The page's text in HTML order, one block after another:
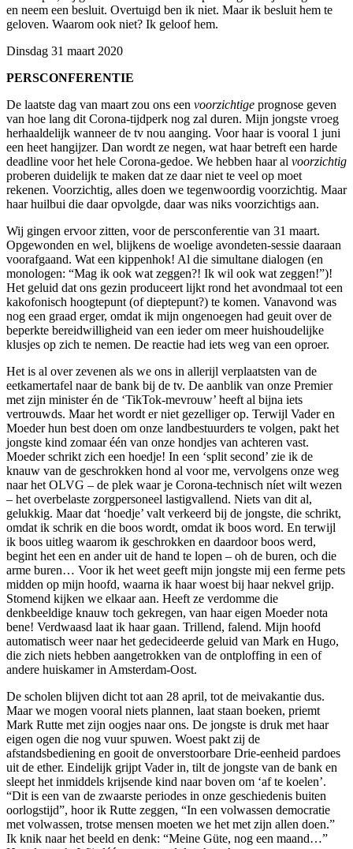
en neem een besluit. Overtuigd ben ik niet. Maar ik besluit hem te
geloven. Waarom ook niet? Ik geloof hem.
Dinsdag 31 maart 2020
PERSCONFERENTIE
De laatste dag van maart zou ons een voorzichtige prognose geven
van hoe lang dit Corona-tijdperk nog zal duren. Mijn jongste vroeg
herhaaldelijk wanneer de tv nou aanging. Voor haar is vooral 1 juni
een heet hangijzer. Dan wordt ze negen, wat haar betreft een harde
deadline voor het hele Corona-gedoe. We hebben haar al voorzichtig
proberen duidelijk te maken dat ze daar niet te veel op moet
rekenen. Voorzichtig, alles doen we tegenwoordig voorzichtig. Maar
haar huilbui die daar opvolgde, daar was niks voorzichtigs aan.
Wij gingen ervoor zitten, voor de persconferentie van 31 maart.
Opgewonden en wel, blijkens de woelige avondeten-sessie daaraan
voorafgaand. Wat een kippenhok! Al die simultane dialogen (en
monologen: “Mag ik ook wat zeggen?! Ik wil ook wat zeggen!”)!
Het geluid dat ons gezin produceert lijkt rond het avondmaal tot een
kakofonisch hoogtepunt (of dieptepunt?) te komen. Vanavond was
nog een graad erger, omdat ik mijn ongenoegen had geuit over de
beperkte bereidwilligheid van een ieder om meer huishoudelijke
klusjes op zich te nemen. De reactie had iets weg van een oproer.
Het is al over zevenen als we ons in allerijl verplaatsten van de
eetkamertafel naar de bank bij de tv. De aanblik van onze Premier
met zijn minister én de ‘TikTok-mevrouw’ heeft al bijna iets
vertrouwds. Maar het wordt er niet gezelliger op. Terwijl Vader en
Moeder hun best doen om onze landbestuurders te volgen, pakt het
jongste kind zomaar één van onze hondjes van achteren vast.
Moeder schrikt zich een hoedje! In een ‘split second’ zie ik de
knauw van de geschrokken hond al voor me, vervolgens onze weg
naar het OLVG – de plek waar je Corona-technisch níet wilt wezen
– het overbelaste zorgpersoneel lastigvallend. Niets van dit al,
gelukkig. Maar dat ‘hoedje’ valt verkeerd bij de jongste, die schrikt,
omdat ik schrik en die boos wordt, omdat ik boos word. En terwijl
ik boos uitleg waarom ik geschrokken en daardoor boos werd,
begint het een en ander uit de hand te lopen – oh de buren, och die
arme buren… Voor ik het weet geeft mijn jongste mij een ferme pets
midden op mijn hoofd, waarna ik haar woest bij haar nekvel grijp.
Stomend kijken we elkaar aan. Heeft ze verdomme die
denkbeeldige knauw toch gekregen, van haar eigen Moeder nota
bene! Verdwaasd laat ik haar gaan. Trillend, falend. Mijn hoofd
automatisch weer naar het gedecideerde geluid van Mark en Hugo,
die zich niets hebben aangetrokken van de ontploffing in een of
andere huiskamer in Amsterdam-Oost.
De scholen blijven dicht tot aan 28 april, tot de meivakantie dus.
Maar we mogen vooral niets plannen, laat staan boeken, priemt
Mark Rutte met zijn oogjes naar ons. De jongste is druk met haar
eigen ogen die nog vuur spuwen. Woest pakt zij de
afstandsbediening en gooit de onverstoorbare Drie-eenheid pardoes
uit de ether. Eindelijk grijpt Vader in, tilt de jongste van de bank en
sleept het inmiddels krijsende kind naar boven om ‘af te koelen’.
“Dit is een van de zwaarste periodes in onze geschiedenis buiten
oorlogstijd”, hoor ik Rutte zeggen, “In een volwassen democratie
met volwassen, trotse mensen moeten we het met zijn allen doen.”
Ik knik naar het beeld en denk: “Meine Güte, nog een maand…”